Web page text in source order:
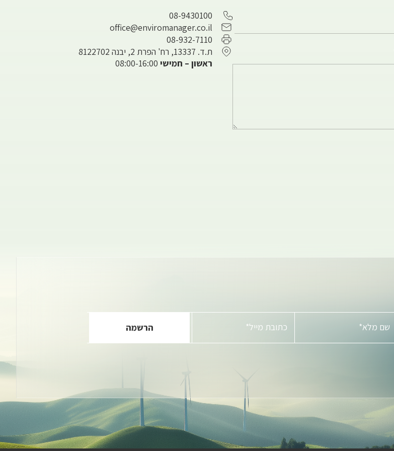
08-9430100
office@enviromanager.co.il
08-932-7110
ת.ד. 13337, רח' הפרת 2, יבנה 8122702
ראשון – חמישי
שם מלא* כתובת מייל*